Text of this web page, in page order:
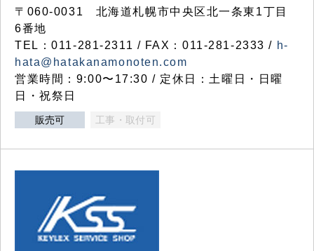
〒060-0031 北海道札幌市中央区北一条東1丁目
6番地
TEL：011-281-2311 / FAX：011-281-2333 / h-
hata@hatakanamonoten.com
営業時間：9:00〜17:30 / 定休日：土曜日・日曜
日・祝祭日
販売可 工事・取付可